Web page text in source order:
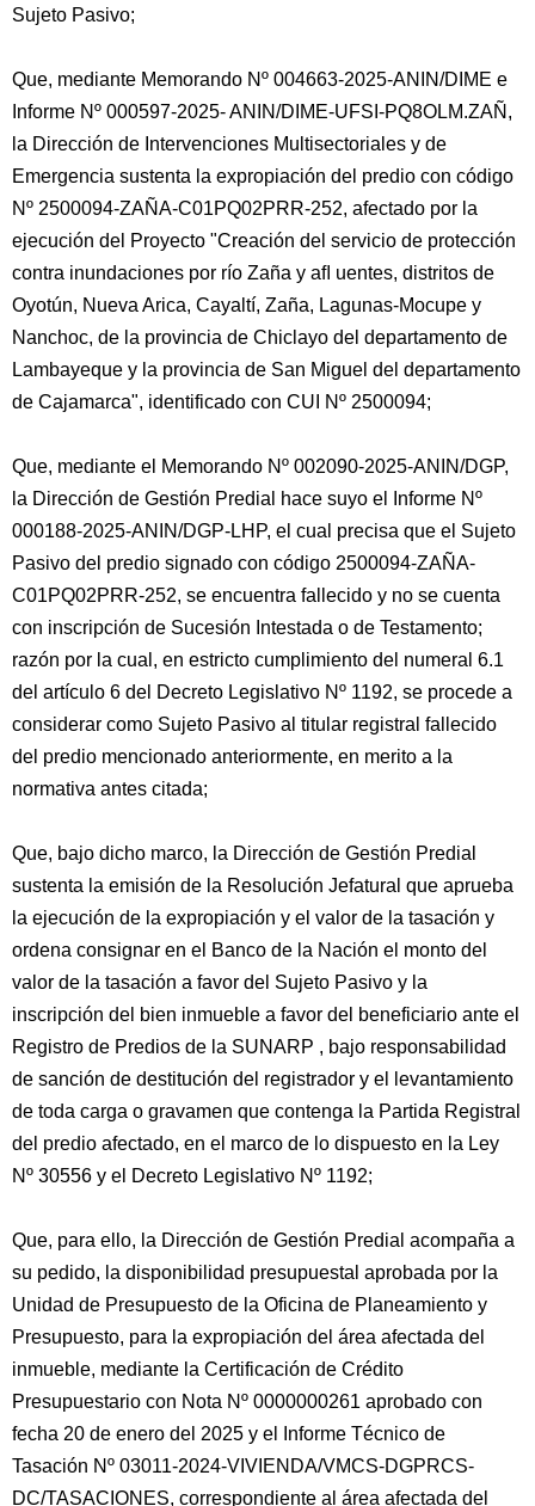
Sujeto Pasivo;
Que, mediante Memorando Nº 004663-2025-ANIN/DIME e
Informe Nº 000597-2025- ANIN/DIME-UFSI-PQ8OLM.ZAÑ,
la Dirección de Intervenciones Multisectoriales y de
Emergencia sustenta la expropiación del predio con código
Nº 2500094-ZAÑA-C01PQ02PRR-252, afectado por la
ejecución del Proyecto "Creación del servicio de protección
contra inundaciones por río Zaña y aﬂ uentes, distritos de
Oyotún, Nueva Arica, Cayaltí, Zaña, Lagunas-Mocupe y
Nanchoc, de la provincia de Chiclayo del departamento de
Lambayeque y la provincia de San Miguel del departamento
de Cajamarca", identificado con CUI Nº 2500094;
Que, mediante el Memorando Nº 002090-2025-ANIN/DGP,
la Dirección de Gestión Predial hace suyo el Informe Nº
000188-2025-ANIN/DGP-LHP, el cual precisa que el Sujeto
Pasivo del predio signado con código 2500094-ZAÑA-
C01PQ02PRR-252, se encuentra fallecido y no se cuenta
con inscripción de Sucesión Intestada o de Testamento;
razón por la cual, en estricto cumplimiento del numeral 6.1
del artículo 6 del Decreto Legislativo Nº 1192, se procede a
considerar como Sujeto Pasivo al titular registral fallecido
del predio mencionado anteriormente, en merito a la
normativa antes citada;
Que, bajo dicho marco, la Dirección de Gestión Predial
sustenta la emisión de la Resolución Jefatural que aprueba
la ejecución de la expropiación y el valor de la tasación y
ordena consignar en el Banco de la Nación el monto del
valor de la tasación a favor del Sujeto Pasivo y la
inscripción del bien inmueble a favor del beneficiario ante el
Registro de Predios de la SUNARP , bajo responsabilidad
de sanción de destitución del registrador y el levantamiento
de toda carga o gravamen que contenga la Partida Registral
del predio afectado, en el marco de lo dispuesto en la Ley
Nº 30556 y el Decreto Legislativo Nº 1192;
Que, para ello, la Dirección de Gestión Predial acompaña a
su pedido, la disponibilidad presupuestal aprobada por la
Unidad de Presupuesto de la Oficina de Planeamiento y
Presupuesto, para la expropiación del área afectada del
inmueble, mediante la Certificación de Crédito
Presupuestario con Nota Nº 0000000261 aprobado con
fecha 20 de enero del 2025 y el Informe Técnico de
Tasación Nº 03011-2024-VIVIENDA/VMCS-DGPRCS-
DC/TASACIONES, correspondiente al área afectada del